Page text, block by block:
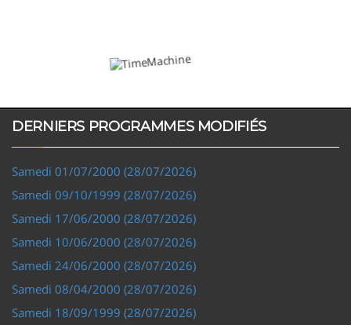
DERNIERS PROGRAMMES MODIFIÉS
Samedi 01/07/2000 (28/07/2026)
Samedi 09/10/1999 (28/07/2026)
Samedi 17/06/2000 (28/07/2026)
Samedi 10/06/2000 (28/07/2026)
Samedi 24/06/2000 (28/07/2026)
Samedi 08/04/2000 (28/07/2026)
Samedi 18/09/1999 (28/07/2026)